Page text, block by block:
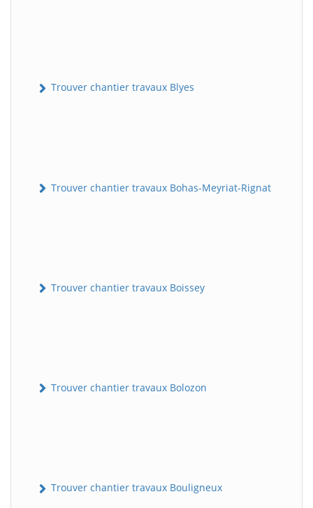
Trouver chantier travaux Blyes
Trouver chantier travaux Bohas-Meyriat-Rignat
Trouver chantier travaux Boissey
Trouver chantier travaux Bolozon
Trouver chantier travaux Bouligneux